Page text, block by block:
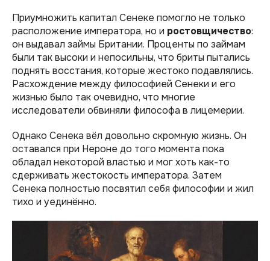
Приумножить капитал Сенеке помогло не только
расположение императора, но и ростовщичество:
он выдавал займы Британии. Проценты по займам
были так высоки и непосильны, что бриты пытались
поднять восстания, которые жестоко подавлялись.
Расхождение между философией Сенеки и его
жизнью было так очевидно, что многие
исследователи обвиняли философа в лицемерии.
Однако Сенека вёл довольно скромную жизнь. Он
оставался при Нероне до того момента пока
обладал некоторой властью и мог хоть как-то
сдерживать жестокость императора. Затем
Сенека полностью посвятил себя философии и жил
тихо и уединённо.